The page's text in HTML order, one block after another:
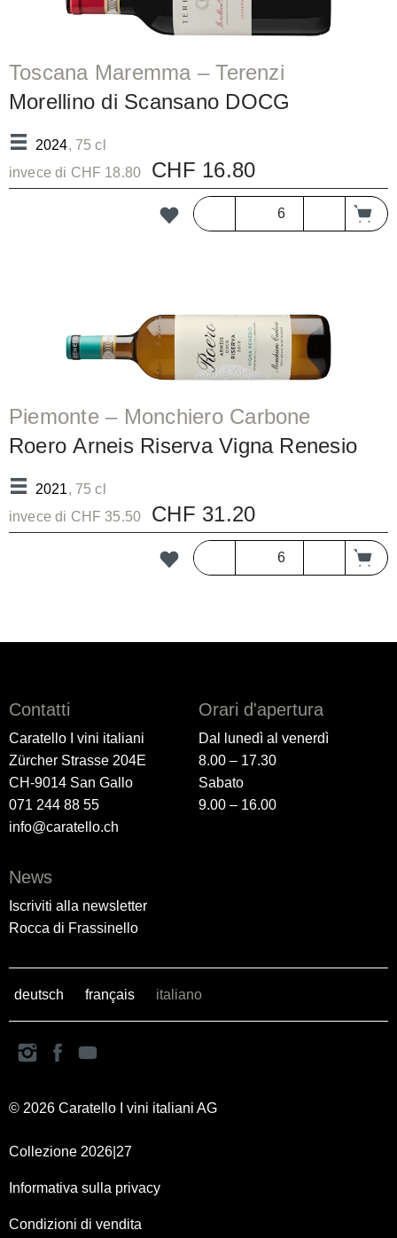
Toscana Maremma – Terenzi
Morellino di Scansano DOCG
2024, 75 cl
invece di CHF 18.80
CHF 16.80
Piemonte – Monchiero Carbone
Roero Arneis Riserva Vigna Renesio
DOCG
2021, 75 cl
invece di CHF 35.50
CHF 31.20
Contatti
Caratello I vini italiani
Zürcher Strasse 204E
CH-9014 San Gallo
071 244 88 55
info@caratello.ch
Orari d'apertura
Dal lunedì al venerdì
8.00 – 17.30
Sabato
9.00 – 16.00
News
Iscriviti alla newsletter
Rocca di Frassinello
deutsch français italiano
© 2026 Caratello I vini italiani AG
Collezione 2026|27
Informativa sulla privacy
Condizioni di vendita